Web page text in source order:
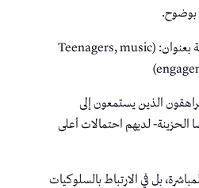
بوضوح.
وفي جامعة كاليفورنيا دراسة بعنوان: (Teenagers, music
الذين يستمعون إلى
لديهم احتمالات أعلى
بل في الارتباط بالسلوكيات